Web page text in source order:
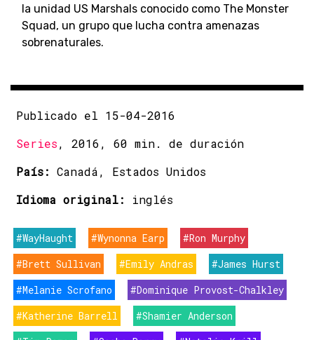
la unidad US Marshals conocido como The Monster
Squad, un grupo que lucha contra amenazas
sobrenaturales.
Publicado el 15-04-2016
Series, 2016, 60 min. de duración
País: Canadá, Estados Unidos
Idioma original: inglés
#WayHaught #Wynonna Earp
#Ron Murphy
#Brett Sullivan
#Emily Andras
#James Hurst
#Melanie Scrofano
#Dominique Provost-Chalkley
#Katherine Barrell
#Shamier Anderson